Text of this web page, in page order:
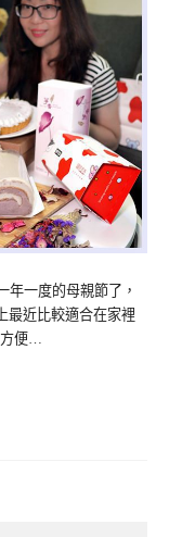
一度的母親節了，
最近比較適合在家裡
便…